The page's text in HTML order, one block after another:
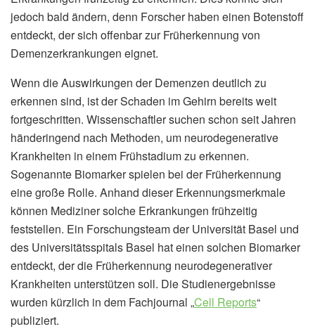
jedoch bald ändern, denn Forscher haben einen Botenstoff
entdeckt, der sich offenbar zur Früherkennung von
Demenzerkrankungen eignet.
Wenn die Auswirkungen der Demenzen deutlich zu
erkennen sind, ist der Schaden im Gehirn bereits weit
fortgeschritten. Wissenschaftler suchen schon seit Jahren
händeringend nach Methoden, um neurodegenerative
Krankheiten in einem Frühstadium zu erkennen.
Sogenannte Biomarker spielen bei der Früherkennung
eine große Rolle. Anhand dieser Erkennungsmerkmale
können Mediziner solche Erkrankungen frühzeitig
feststellen. Ein Forschungsteam der Universität Basel und
des Universitätsspitals Basel hat einen solchen Biomarker
entdeckt, der die Früherkennung neurodegenerativer
Krankheiten unterstützen soll. Die Studienergebnisse
wurden kürzlich in dem Fachjournal „Cell Reports“
publiziert.